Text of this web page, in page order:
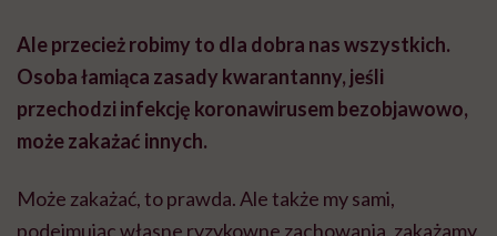
Ale przecież robimy to dla dobra nas wszystkich.
Osoba łamiąca zasady kwarantanny, jeśli
przechodzi infekcję koronawirusem bezobjawowo,
może zakażać innych.
Może zakażać, to prawda. Ale także my sami,
podejmując własne ryzykowne zachowania, zakażamy